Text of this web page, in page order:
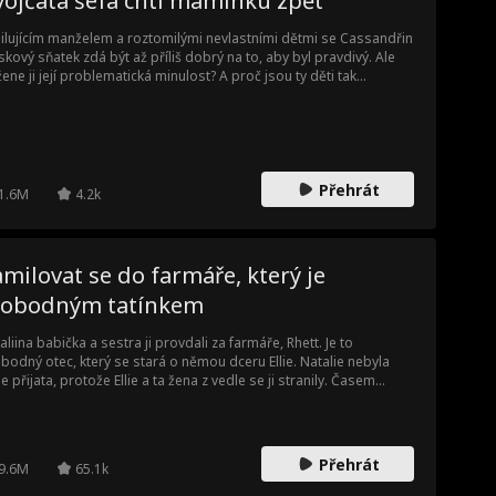
manželem a roztomilými nevlastními dětmi se Cassandřin
sňatek zdá být až příliš dobrý na to, aby byl pravdivý. Ale
ji její problematická minulost? A proč jsou ty děti tak
1.6M 4.2k Přehrát
se do farmáře, který je
tatínkem
babička a sestra ji provdali za farmáře, Rhett. Je to
otec, který se stará o němou dceru Ellie. Natalie nebyla
přijata, protože Ellie a ta žena z vedle se ji stranily. Časem
šikanována ve škole a Natalie byla zapletena do konfliktu mezi
a novou rodinou. Přísahala si, že bude chránit svou těžce
9.6M 65.1k Přehrát